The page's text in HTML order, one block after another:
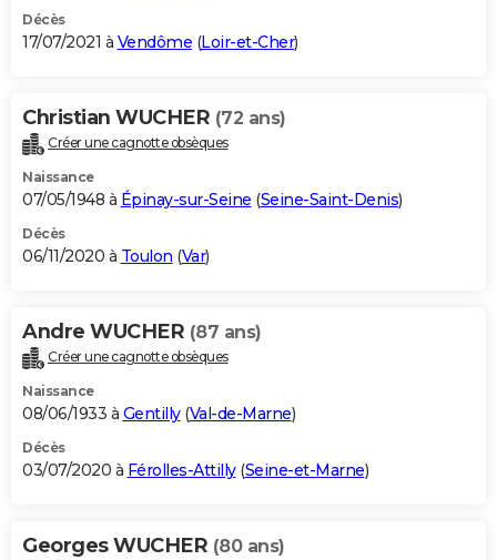
Décès
17/07/2021 à Vendôme (Loir-et-Cher)
Christian WUCHER (72 ans)
Créer une cagnotte obsèques
Naissance
07/05/1948 à Épinay-sur-Seine (Seine-Saint-Denis)
Décès
06/11/2020 à Toulon (Var)
Andre WUCHER (87 ans)
Créer une cagnotte obsèques
Naissance
08/06/1933 à Gentilly(Val-de-Marne)
Décès
03/07/2020 à Férolles-Attilly(Seine-et-Marne)
Georges WUCHER (80 ans)